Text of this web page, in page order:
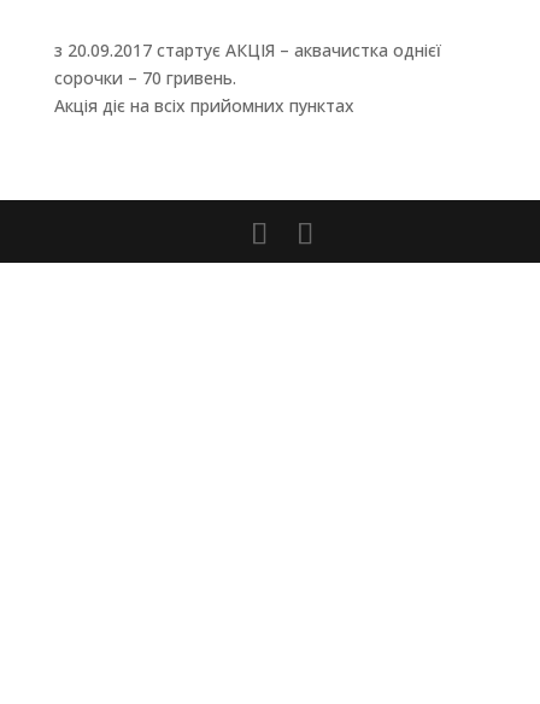
з 20.09.2017 стартує АКЦІЯ – аквачистка однієї
сорочки – 70 гривень.
Акція діє на всіх прийомних пунктах